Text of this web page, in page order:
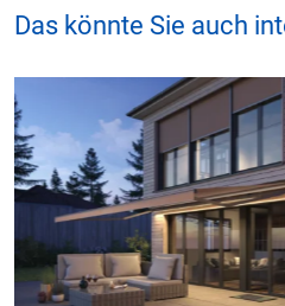
Das könnte Sie auch